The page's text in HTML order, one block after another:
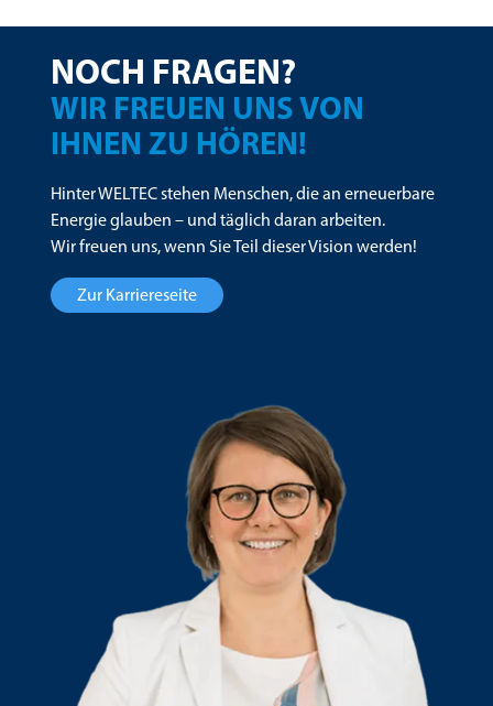
NOCH FRAGEN?
WIR FREUEN UNS VON
IHNEN ZU HÖREN!
Hinter WELTEC stehen Menschen, die an erneuerbare
Energie glauben – und täglich daran arbeiten.
Wir freuen uns, wenn Sie Teil dieser Vision werden!
Zur Karriereseite